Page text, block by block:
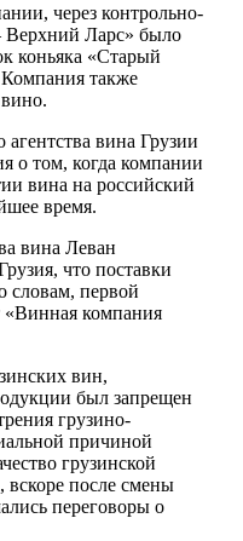
через контрольно-
Верхний Ларс» было
коньяка «Старый
также
вина Грузии
о том, когда компании
вина на российский
время.
вина Леван
что поставки
словам, первой
компания
вин,
был запрещен
грузино-
причиной
грузинской
вскоре после смены
переговоры о